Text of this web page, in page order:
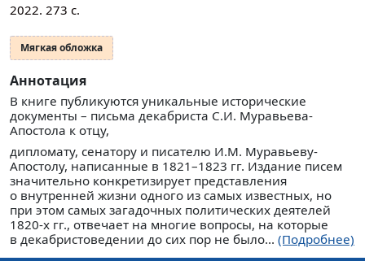
2022. 273 с.
Мягкая обложка
Аннотация
В книге публикуются уникальные исторические
документы – письма декабриста С.И. Муравьева-
Апостола к отцу,
дипломату, сенатору и писателю И.М. Муравьеву-
Апостолу, написанные в 1821–1823 гг. Издание писем
значительно конкретизирует представления
о внутренней жизни одного из самых известных, но
при этом самых загадочных политических деятелей
1820-х гг., отвечает на многие вопросы, на которые
в декабристоведении до сих пор не было... (Подробнее)